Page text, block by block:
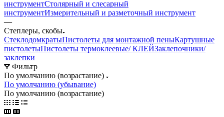
инструментСтолярный и слесарный
инструментИзмерительный и разметочный инструмент
—
Степлеры, скобы
СтеклодомкратыПистолеты для монтажной пеныКартушные
пистолетыПистолеты термоклеевые/ КЛЕЙЗаклепочники/
заклепки
Фильтр
По умолчанию (возрастание)
По умолчанию (убывание)
По умолчанию (возрастание)